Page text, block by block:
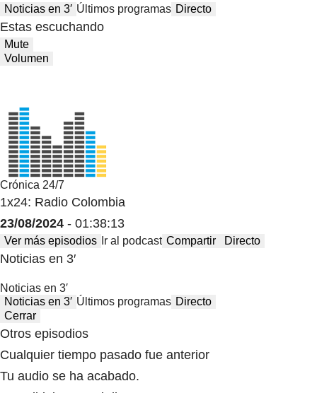
Noticias en 3′ Últimos programas Directo
Estas escuchando
Mute
Volumen
Crónica 24/7
1x24: Radio Colombia
23/08/2024 - 01:38:13
Ver más episodios Ir al podcast Compartir Directo
Noticias en 3′
Noticias en 3′
Noticias en 3′ Últimos programas Directo
Cerrar
Otros episodios
Cualquier tiempo pasado fue anterior
Tu audio se ha acabado.